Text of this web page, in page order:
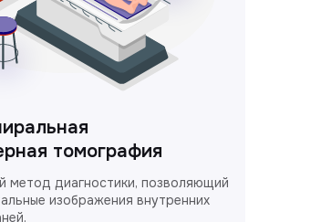
томография
метод диагностики, позволяющий
изображения внутренних